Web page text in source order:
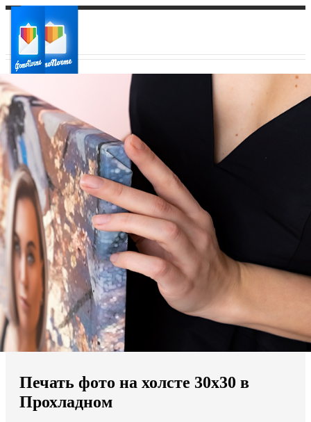
Ваш город:
Ваш регион доставки
Выберите из списка:
Мы доставляем по всему миру
Продолжить без города
Печать фото на холсте 30х30 в
Прохладном